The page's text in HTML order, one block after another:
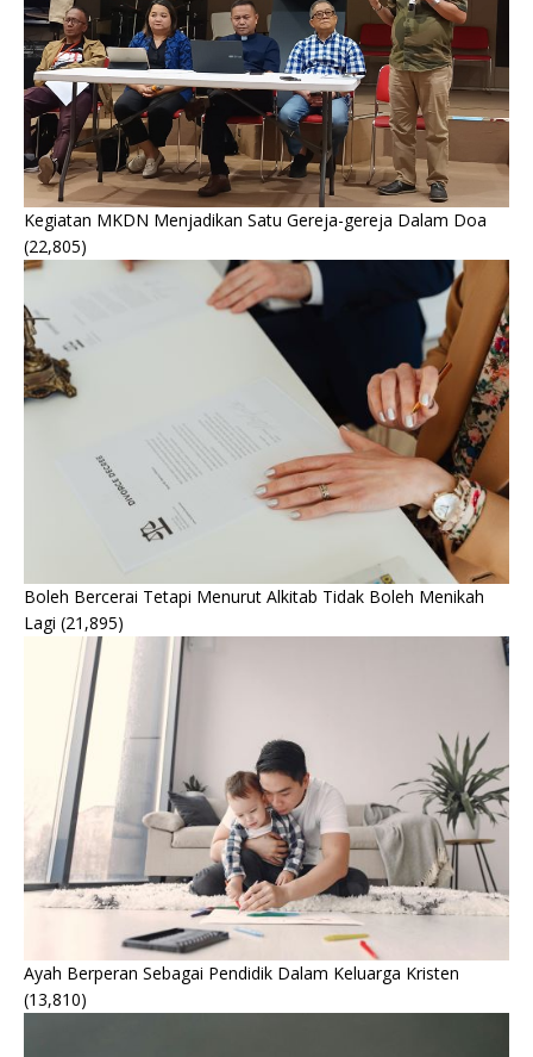
Kegiatan MKDN Menjadikan Satu Gereja-gereja Dalam Doa
(22,805)
Boleh Bercerai Tetapi Menurut Alkitab Tidak Boleh Menikah
Lagi (21,895)
Ayah Berperan Sebagai Pendidik Dalam Keluarga Kristen
(13,810)